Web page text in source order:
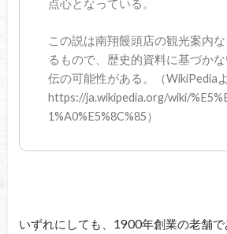
点心となっている。
この説は南翔饅頭店の観光案内
るもので、歴史的資料に基づか
伝の可能性がある。（WikiPediaよ
https://ja.wikipedia.org/wiki/
1%A0%E5%8C%85）
いずれにしても、1900年創業の老舗